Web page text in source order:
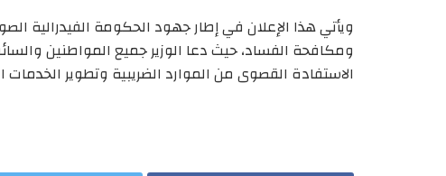
ويأتي هذا الإعلان في إطار جهود الحكومة الفيدرالية
ومكافحة الفساد، حيث دعا الوزير جميع المواطنين
الاستفادة القصوى من الموارد الضريبية وتطوير الخدمات